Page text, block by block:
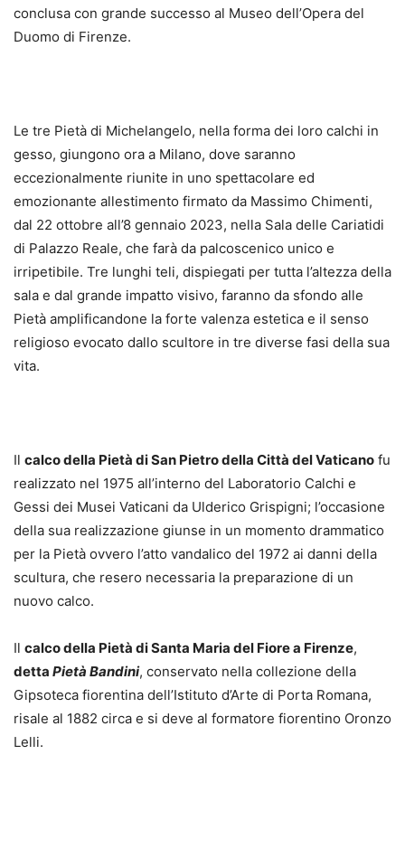
conclusa con grande successo al Museo dell’Opera del
Duomo di Firenze.
Le tre Pietà di Michelangelo, nella forma dei loro calchi in
gesso, giungono ora a Milano, dove saranno
eccezionalmente riunite in uno spettacolare ed
emozionante allestimento firmato da Massimo Chimenti,
dal 22 ottobre all’8 gennaio 2023, nella Sala delle Cariatidi
di Palazzo Reale, che farà da palcoscenico unico e
irripetibile. Tre lunghi teli, dispiegati per tutta l’altezza della
sala e dal grande impatto visivo, faranno da sfondo alle
Pietà amplificandone la forte valenza estetica e il senso
religioso evocato dallo scultore in tre diverse fasi della sua
vita.
Il calco della Pietà di San Pietro della Città del Vaticano fu
realizzato nel 1975 all’interno del Laboratorio Calchi e
Gessi dei Musei Vaticani da Ulderico Grispigni; l’occasione
della sua realizzazione giunse in un momento drammatico
per la Pietà ovvero l’atto vandalico del 1972 ai danni della
scultura, che resero necessaria la preparazione di un
nuovo calco.
Il calco della Pietà di Santa Maria del Fiore a Firenze,
detta Pietà Bandini, conservato nella collezione della
Gipsoteca fiorentina dell’Istituto d’Arte di Porta Romana,
risale al 1882 circa e si deve al formatore fiorentino Oronzo
Lelli.